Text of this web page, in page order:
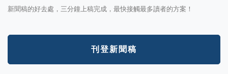
新聞稿的好去處，三分鐘上稿完成，最快接觸最多讀者的方案！
刊登新聞稿